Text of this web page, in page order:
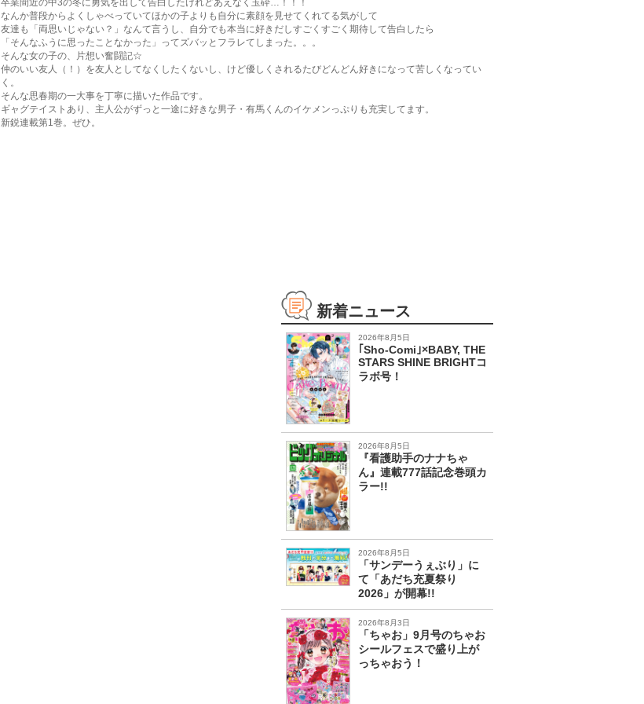
なんか普段からよくしゃべっていてほかの子よりも自分に素顔を見せてくれてる気がして
友達も「両思いじゃない？」なんて言うし、自分でも本当に好きだしすごくすごく期待して告白したら
「そんなふうに思ったことなかった」ってズバッとフラレてしまった。。。
そんな女の子の、片想い奮闘記☆
仲のいい友人（！）を友人としてなくしたくないし、けど優しくされるたびどんどん好きになって苦しくなってい
く。
そんな思春期の一大事を丁寧に描いた作品です。
ギャグテイストあり、主人公がずっと一途に好きな男子・有馬くんのイケメンっぷりも充実してます。
新鋭連載第1巻。ぜひ。
新着ニュース
2026年8月5日
｢Sho-Comi｣×BABY, THE
STARS SHINE BRIGHTコ
ラボ号！
2026年8月5日
『看護助手のナナちゃ
ん』連載777話記念巻頭カ
ラー!!
2026年8月5日
「サンデーうぇぶり」に
て「あだち充夏祭り
2026」が開幕!!
2026年8月3日
「ちゃお」9月号のちゃお
シールフェスで盛り上が
っちゃおう！